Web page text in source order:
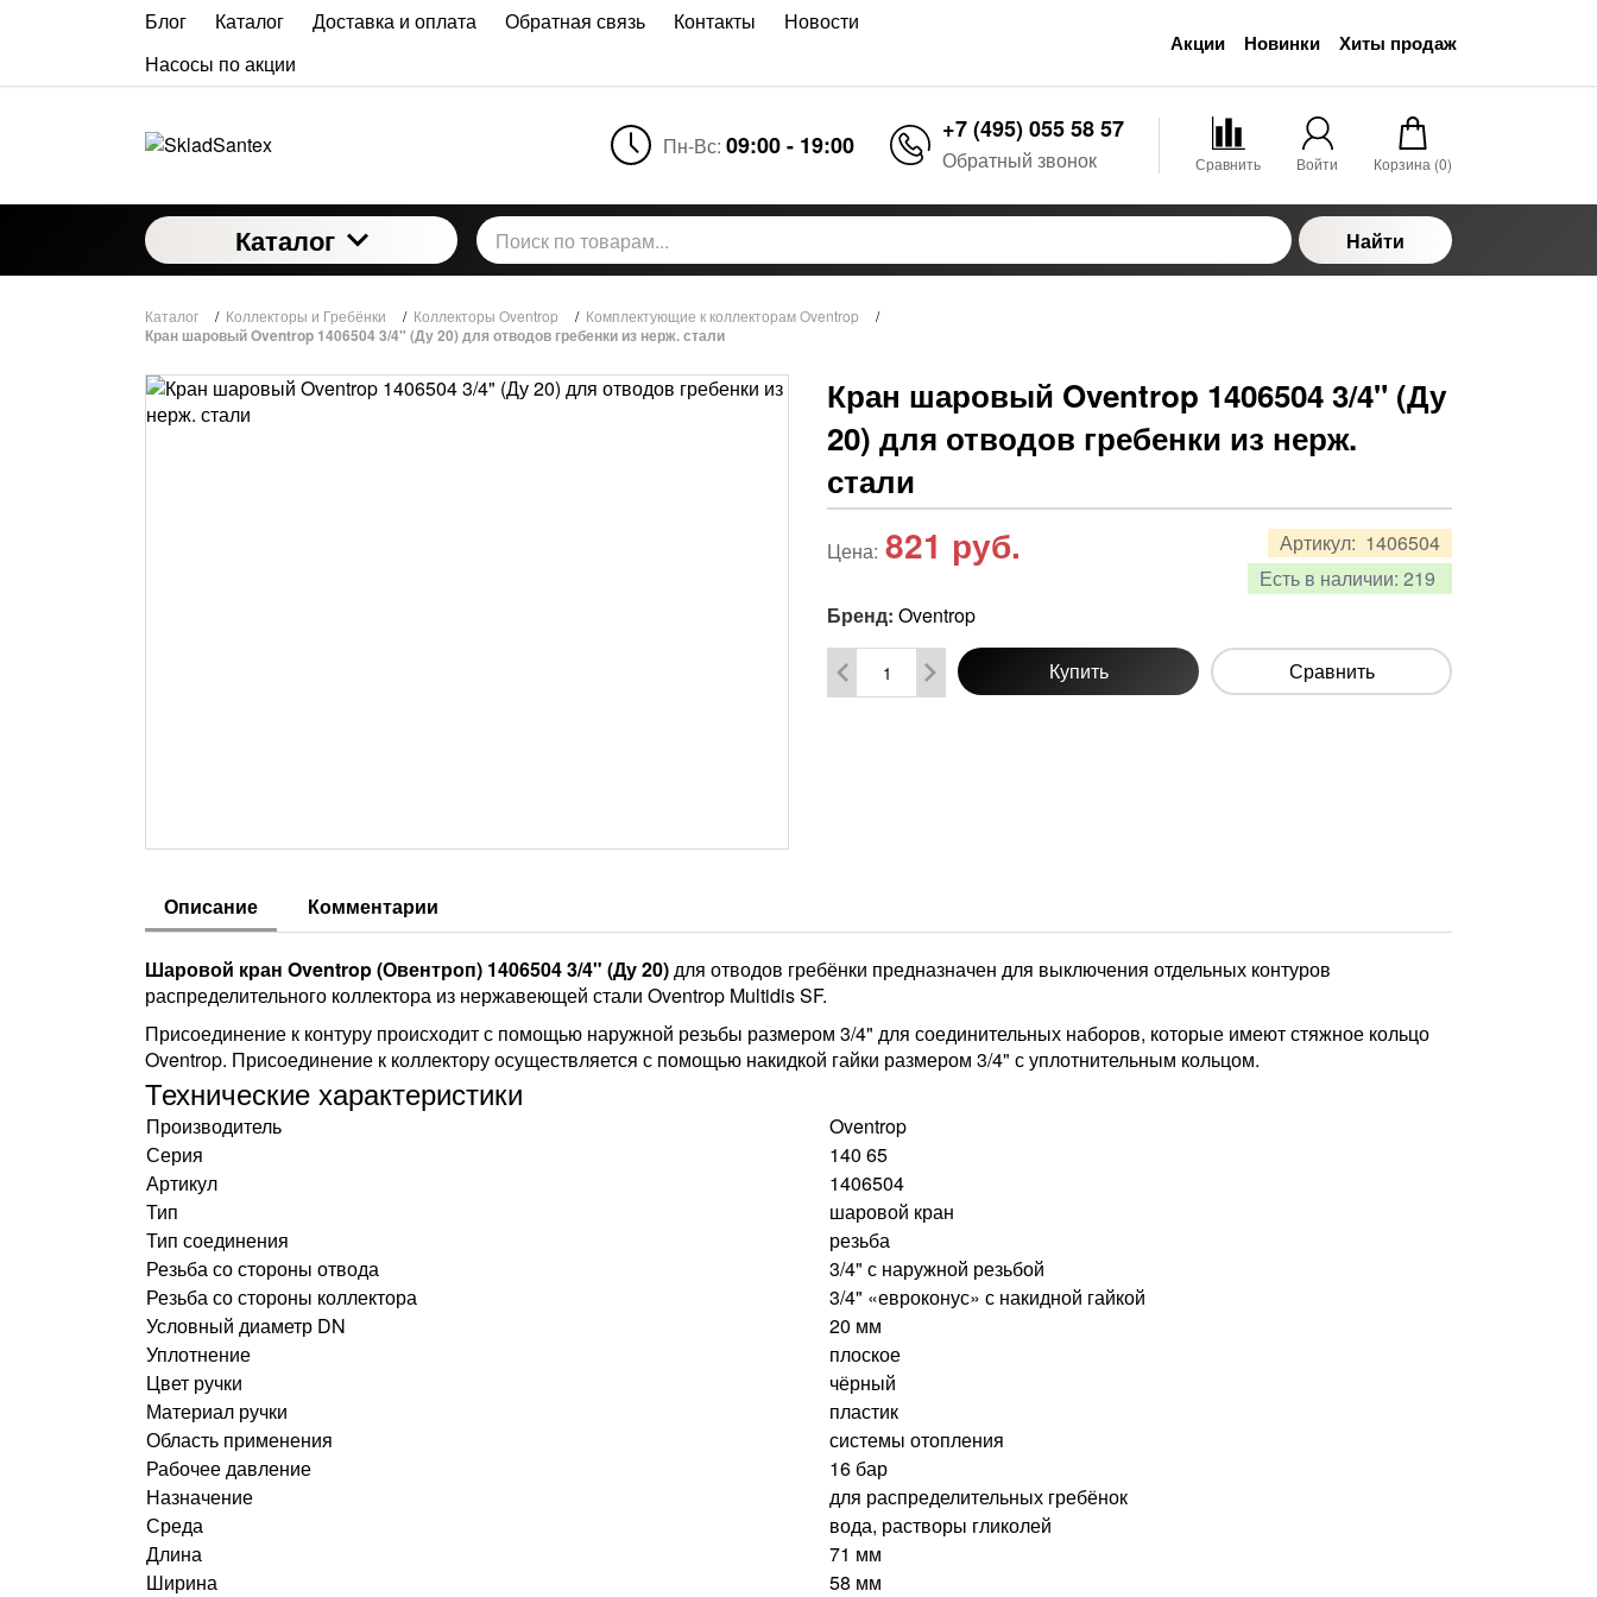
Блог Каталог Доставка и оплата Обратная связь Контакты
Новости
Насосы по акции
Акции Новинки Хиты продаж
Пн-Вс: 09:00 - 19:00
+7 (495) 055 58 57
Обратный звонок Сравнить Войти Корзина (0)
Каталог Найти
Каталог / Коллекторы и Гребёнки / Коллекторы Oventrop / Комплектующие к коллекторам Oventrop /
Кран шаровый Oventrop 1406504 3/4" (Ду 20) для отводов гребенки из нерж. стали
Кран шаровый Oventrop 1406504 3/4" (Ду
20) для отводов гребенки из нерж.
стали
Артикул: 1406504
Есть в наличии: 219
Цена: 821 руб.
Бренд: Oventrop
Купить Сравнить
Описание Комментарии
Шаровой кран Oventrop (Овентроп) 1406504 3/4" (Ду 20)для отводов гребёнки предназначен для выключения отдельных контуров
распределительного коллектора из нержавеющей стали Oventrop Multidis SF.
Присоединение к контуру происходит с помощью наружной резьбы размером 3/4" для соединительных наборов, которые имеют стяжное кольцо
Oventrop. Присоединение к коллектору осуществляется с помощью накидкой гайки размером 3/4" с уплотнительным кольцом.
Технические характеристики
Производитель
Oventrop
Серия
140 65
Артикул
1406504
Тип
шаровой кран
Тип соединения
резьба
Резьба со стороны отвода
3/4" с наружной резьбой
Резьба со стороны коллектора
3/4" «евроконус» с накидной гайкой
Условный диаметр DN
20 мм
Уплотнение
плоское
Цвет ручки
чёрный
Материал ручки
пластик
Область применения
системы отопления
Рабочее давление
16 бар
Назначение
для распределительных гребёнок
Среда
вода, растворы гликолей
Длина
71 мм
Ширина
58 мм